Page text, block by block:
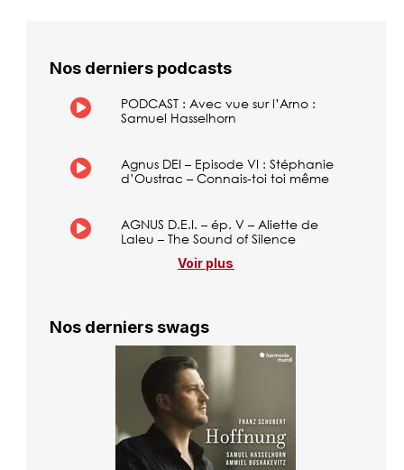
Nos derniers podcasts
PODCAST : Avec vue sur l’Arno :
Samuel Hasselhorn
Agnus DEI – Episode VI : Stéphanie
d’Oustrac – Connais-toi toi même
AGNUS D.E.I. – ép. V – Aliette de
Laleu – The Sound of Silence
Voir plus
Nos derniers swags